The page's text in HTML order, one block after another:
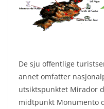
De sju offentlige
annet omfatter
utsiktspunktet Mirador
midtpunkt Monumento